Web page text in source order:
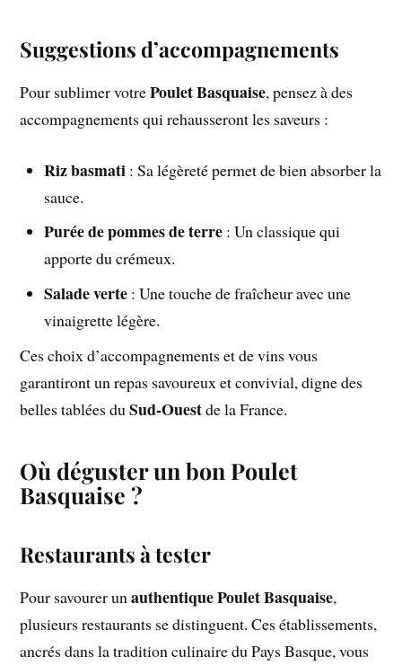
Suggestions d’accompagnements
Pour sublimer votrePoulet Basquaise, pensez à des
accompagnements qui rehausseront les saveurs :
Riz basmati : Sa légèreté permet de bien absorber la
sauce.
Purée de pommes de terre : Un classique qui
apporte du crémeux.
Salade verte : Une touche de fraîcheur avec une
vinaigrette légère.
Ces choix d’accompagnements et de vins vous
garantiront un repas savoureux et convivial, digne des
belles tablées duSud-Ouestde la France.
Où déguster un bon Poulet
Basquaise ?
Restaurants à tester
Pour savourer unauthentique Poulet Basquaise,
plusieurs restaurants se distinguent. Ces établissements,
ancrés dans la tradition culinaire du Pays Basque, vous